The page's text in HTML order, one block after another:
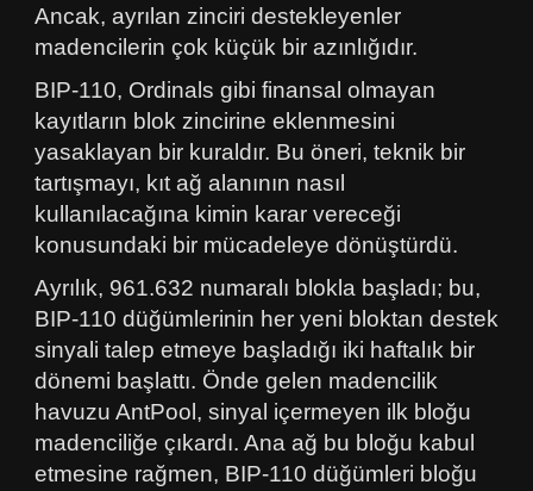
Ancak, ayrılan zinciri destekleyenler
madencilerin çok küçük bir azınlığıdır.
BIP-110, Ordinals gibi finansal olmayan
kayıtların blok zincirine eklenmesini
yasaklayan bir kuraldır. Bu öneri, teknik bir
tartışmayı, kıt ağ alanının nasıl
kullanılacağına kimin karar vereceği
konusundaki bir mücadeleye dönüştürdü.
Ayrılık, 961.632 numaralı blokla başladı; bu,
BIP-110 düğümlerinin her yeni bloktan destek
sinyali talep etmeye başladığı iki haftalık bir
dönemi başlattı. Önde gelen madencilik
havuzu AntPool, sinyal içermeyen ilk bloğu
madenciliğe çıkardı. Ana ağ bu bloğu kabul
etmesine rağmen, BIP-110 düğümleri bloğu